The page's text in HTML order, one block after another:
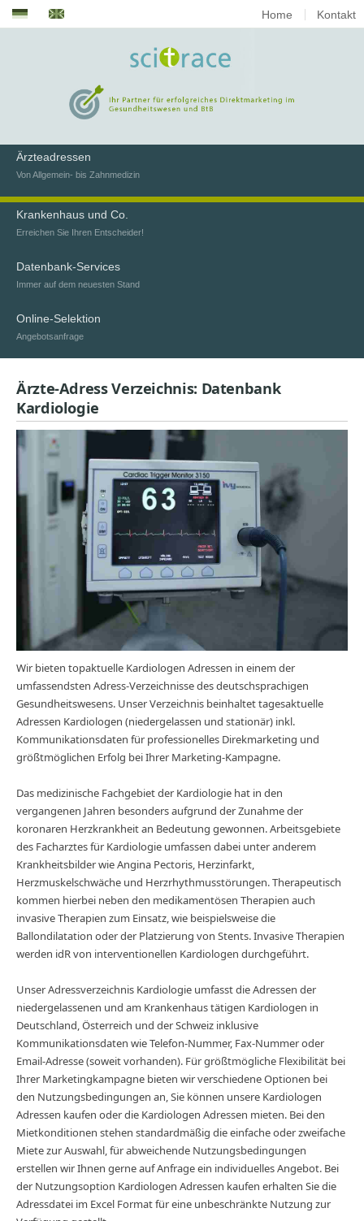
Home Kontakt
Ärzteadressen
Von Allgemein- bis Zahnmedizin
Krankenhaus und Co.
Erreichen Sie Ihren Entscheider!
Datenbank-Services
Immer auf dem neuesten Stand
Online-Selektion
Angebotsanfrage
Ärzte-Adress Verzeichnis: Datenbank
Kardiologie
Wir bieten topaktuelle Kardiologen Adressen in einem der
umfassendsten Adress-Verzeichnisse des deutschsprachigen
Gesundheitswesens. Unser Verzeichnis beinhaltet tagesaktuelle
Adressen Kardiologen (niedergelassen und stationär) inkl.
Kommunikationsdaten für professionelles Direkmarketing und
größtmöglichen Erfolg bei Ihrer Marketing-Kampagne.
Das medizinische Fachgebiet der Kardiologie hat in den
vergangenen Jahren besonders aufgrund der Zunahme der
koronaren Herzkrankheit an Bedeutung gewonnen. Arbeitsgebiete
des Facharztes für Kardiologie umfassen dabei unter anderem
Krankheitsbilder wie Angina Pectoris, Herzinfarkt,
Herzmuskelschwäche und Herzrhythmusstörungen. Therapeutisch
kommen hierbei neben den medikamentösen Therapien auch
invasive Therapien zum Einsatz, wie beispielsweise die
Ballondilatation oder der Platzierung von Stents. Invasive Therapien
werden idR von interventionellen Kardiologen durchgeführt.
Unser Adressverzeichnis Kardiologie umfasst die Adressen der
niedergelassenen und am Krankenhaus tätigen Kardiologen in
Deutschland, Österreich und der Schweiz inklusive
Kommunikationsdaten wie Telefon-Nummer, Fax-Nummer oder
Email-Adresse (soweit vorhanden). Für größtmögliche Flexibilität bei
Ihrer Marketingkampagne bieten wir verschiedene Optionen bei
den Nutzungsbedingungen an, Sie können unsere Kardiologen
Adressen kaufen oder die Kardiologen Adressen mieten. Bei den
Mietkonditionen stehen standardmäßig die einfache oder zweifache
Miete zur Auswahl, für abweichende Nutzungsbedingungen
erstellen wir Ihnen gerne auf Anfrage ein individuelles Angebot. Bei
der Nutzungsoption Kardiologen Adressen kaufen erhalten Sie die
Adressdatei im Excel Format für eine unbeschränkte Nutzung zur